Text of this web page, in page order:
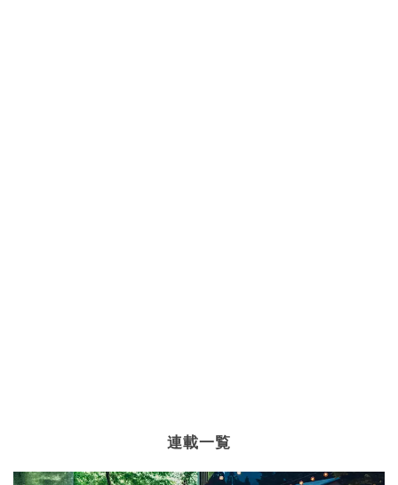
連載一覧